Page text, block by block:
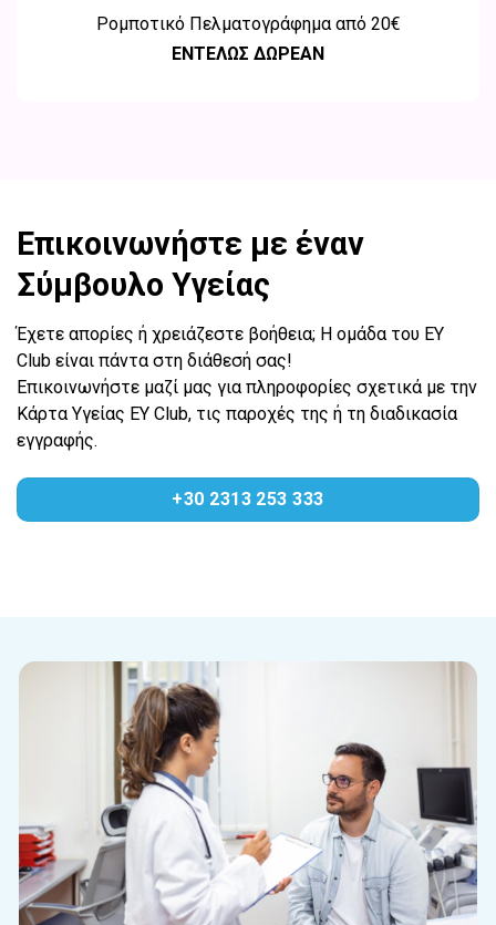
Ρομποτικό Πελματογράφημα από 20€
ΕΝΤΕΛΩΣ ΔΩΡΕΑΝ
Επικοινωνήστε με έναν
Σύμβουλο Υγείας
Έχετε απορίες ή χρειάζεστε βοήθεια; Η ομάδα του EY
Club είναι πάντα στη διάθεσή σας!
Επικοινωνήστε μαζί μας για πληροφορίες σχετικά με την
Κάρτα Υγείας ΕΥ Club, τις παροχές της ή τη διαδικασία
εγγραφής.
+30 2313 253 333